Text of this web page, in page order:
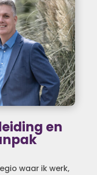
en
waar ik werk,